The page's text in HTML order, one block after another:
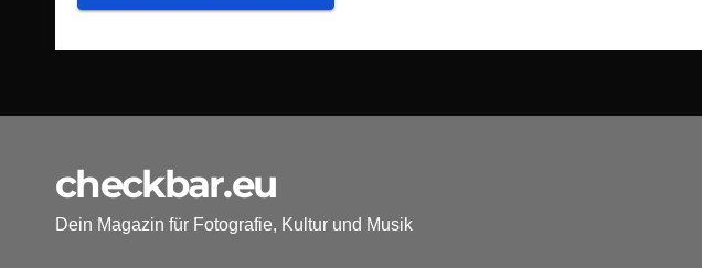
checkbar.eu
Dein Magazin für Fotografie, Kultur und Musik